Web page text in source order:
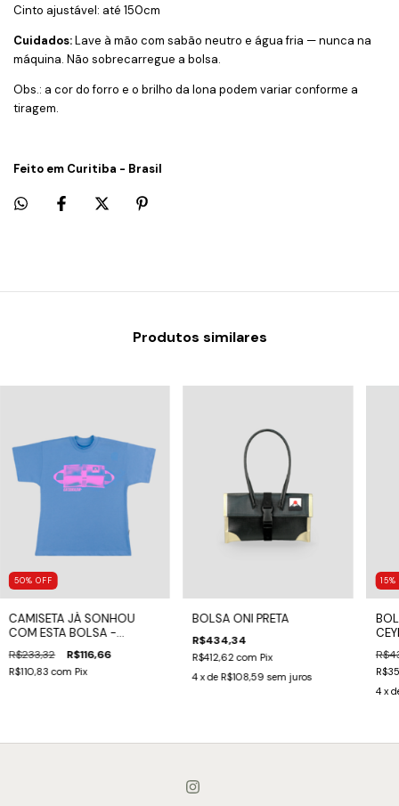
Cinto ajustável: até 150cm
Cuidados:Lave à mão com sabão neutro e água fria — nunca na
máquina. Não sobrecarregue a bolsa.
Obs.: a cor do forro e o brilho da lona podem variar conforme a
tiragem.
Feito em Curitiba - Brasil
Produtos similares
50% OFF
CAMISETA JÁ SONHOU
COM ESTA BOLSA -
AZUL/ROSA
R$233,32 R$116,66
R$110,83com Pix
BOLSA ONI PRETA
R$434,34
R$412,62com Pix
4 x de R$108,59 sem juros
15%
4 x